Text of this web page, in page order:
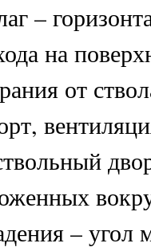
–
на
от
– угол